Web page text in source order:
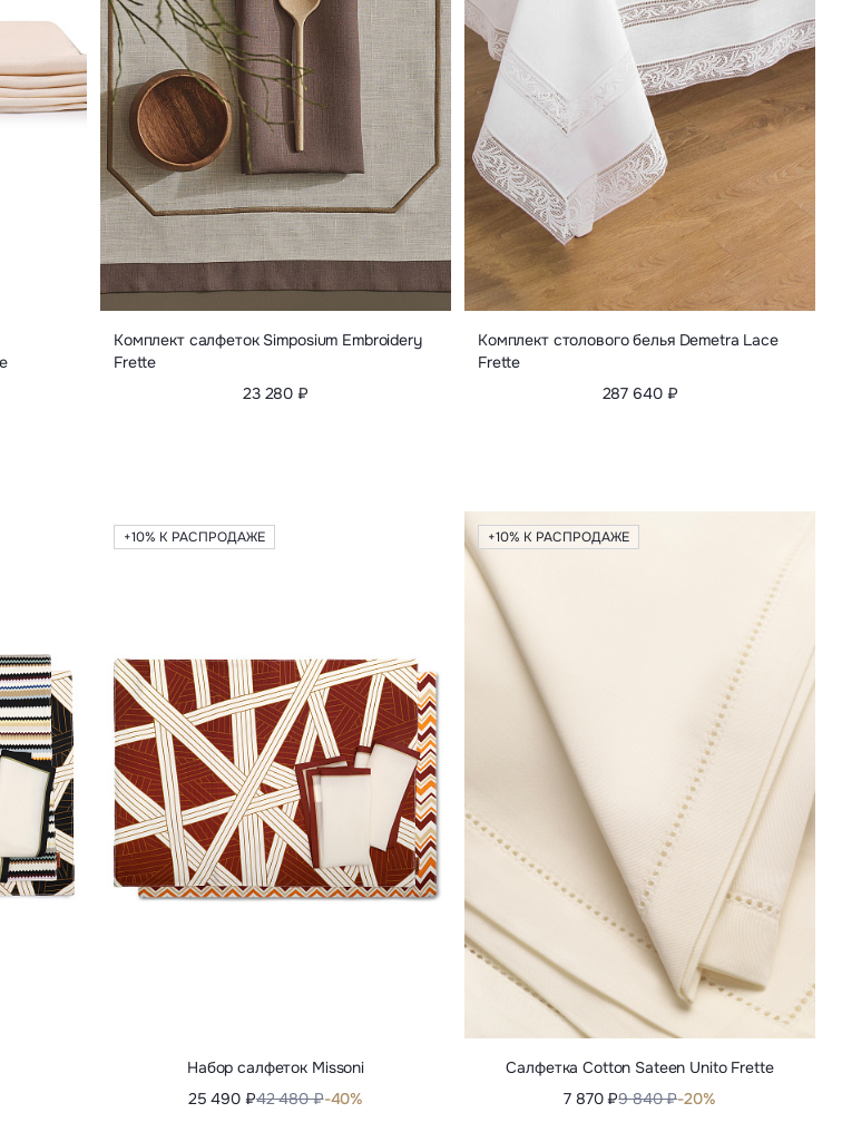
Комплект салфеток Simposium Embroidery
Frette
23 280 ₽
Комплект столового белья Demetra Lace
Frette
287 640 ₽
+10% К РАСПРОДАЖЕ
Набор салфеток Missoni
25 490 ₽42 480 ₽-40%
+10% К РАСПРОДАЖЕ
Салфетка Cotton Sateen Unito Frette
7 870 ₽9 840 ₽-20%